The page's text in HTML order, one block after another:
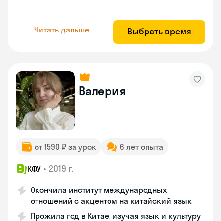
Читать дальше Выбрать время
Валерия
от 1590 ₽ за урок 6 лет опыта
КФУ • 2019 г.
Окончила институт международных
отношений с акцентом на китайский язык
Прожила год в Китае, изучая язык и культуру